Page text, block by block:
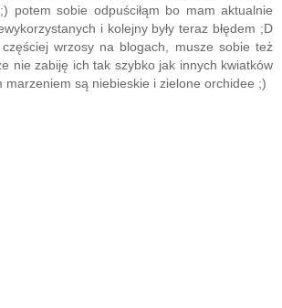
potem sobie odpuściłąm bo mam aktualnie
i kolejny były teraz błędem ;D
wrzosy na blogach, musze sobie też
nie zabiję ich tak szybko jak innych kwiatków
marzeniem są niebieskie i zielone orchidee ;)